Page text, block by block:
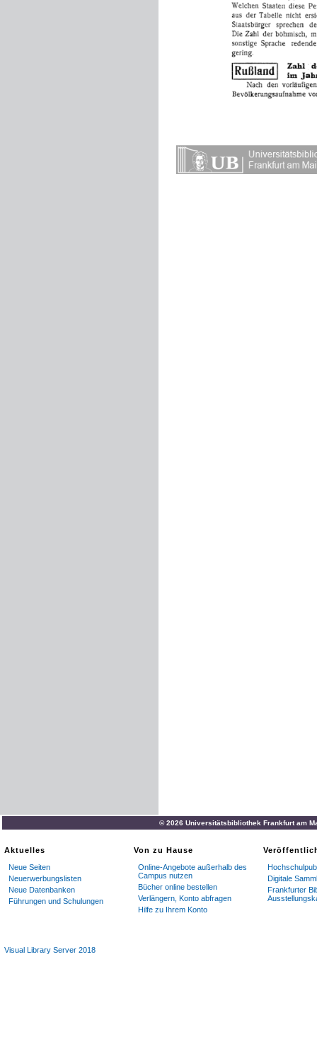
© 2026 Universitätsbibliothek Frankfurt am
Aktuelles
Neue Seiten
Neuerwerbungslisten
Neue Datenbanken
Führungen und Schulungen
Von zu Hause
Online-Angebote außerhalb des
Campus nutzen
Bücher online bestellen
Verlängern, Konto abfragen
Hilfe zu Ihrem Konto
Digitale
Frankfurter
Visual Library Server 2018